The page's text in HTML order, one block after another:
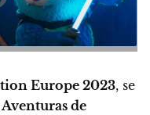
Europe 2023, se
de